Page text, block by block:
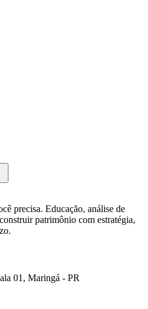
precisa. Educação, análise de
patrimônio com estratégia,
01, Maringá - PR